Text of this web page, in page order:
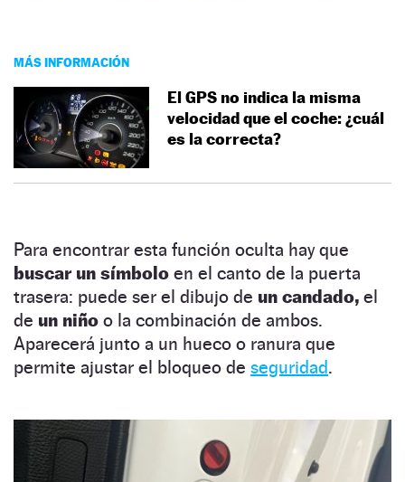
MÁS INFORMACIÓN
El GPS no indica la misma
velocidad que el coche: ¿cuál
es la correcta?
Para encontrar esta función oculta hay que
buscar un símbolo en el canto de la puerta
trasera: puede ser el dibujo de un candado, el
de un niño o la combinación de ambos.
Aparecerá junto a un hueco o ranura que
permite ajustar el bloqueo de seguridad.